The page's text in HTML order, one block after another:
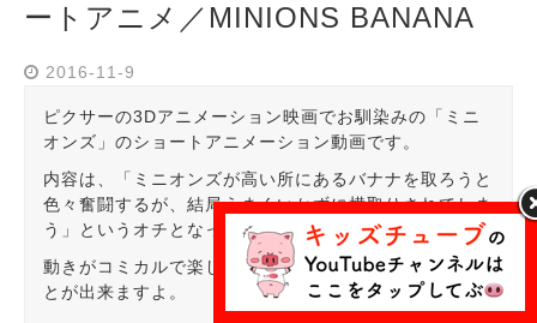
ートアニメ／MINIONS BANANA
2016-11-9
ピクサーの3Dアニメーション映画でお馴染みの「ミニ
オンズ」のショートアニメーション動画です。
内容は、「ミニオンズが高い所にあるバナナを取ろうと
色々奮闘するが、結局うまくいかずに横取りされてしま
う」というオチとなっています。
動きがコミカルで楽しいので、お子さんと笑って見るこ
とが出来ますよ。